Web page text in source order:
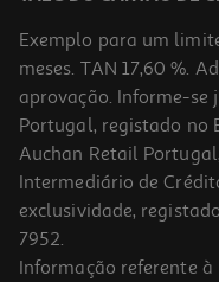
Exemplo para um
meses. TAN 17,60 %.
aprovação. Informe-se
Portugal, registado no
Auchan Retail
Intermediário de
exclusividade,
7952.
Informação referente à